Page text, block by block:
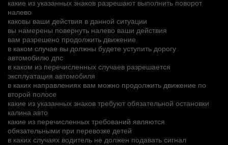
какие из указанных знаков разрешают выполнить поворот
налево
каковы ваши действия в данной ситуации
вы намерены повернуть налево ваши действия
вам разрешено продолжить движение
в каком случае вы должны будете уступить дорогу
автомобилю дпс
в каком из перечисленных случаев разрешается
эксплуатация автомобиля
в каких направлениях вам можно продолжить движение по
второй полосе
какие из указанных знаков требуют обязательной остановки
калина авто
какие из перечисленных требований являются
обязательными при перевозке детей
в каких случаях водитель не должен подавать сигнал